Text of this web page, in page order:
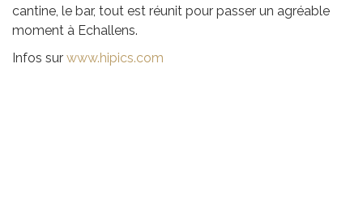
cantine, le bar, tout est réunit pour passer un agréable
moment à Echallens.
Infos sur www.hipics.com